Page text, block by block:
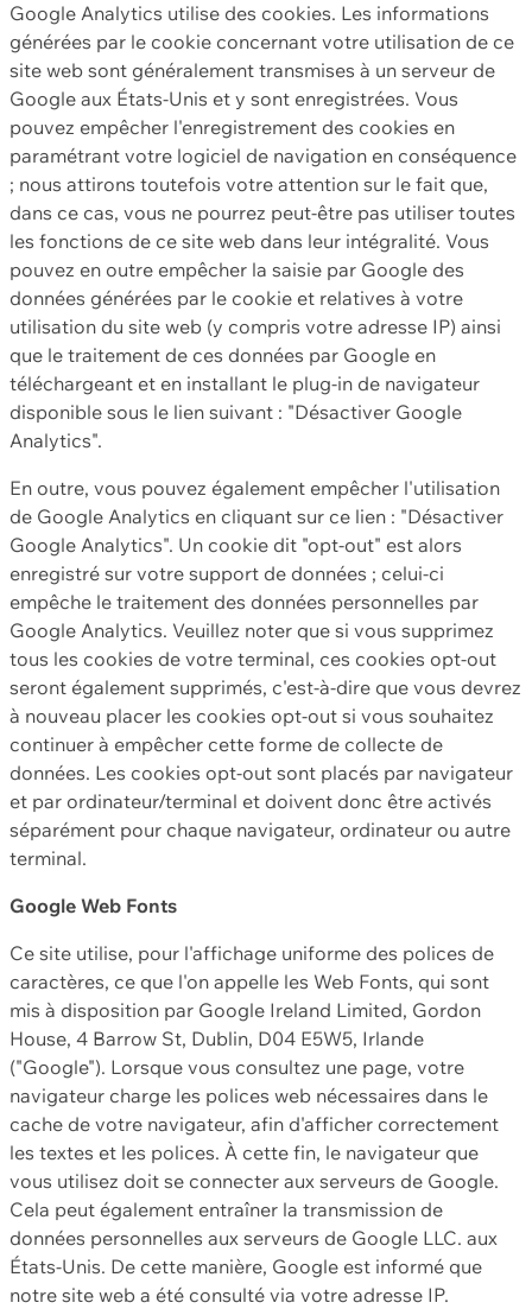
Google Analytics utilise des cookies. Les informations
générées par le cookie concernant votre utilisation de ce
site web sont généralement transmises à un serveur de
Google aux États-Unis et y sont enregistrées. Vous
pouvez empêcher l'enregistrement des cookies en
paramétrant votre logiciel de navigation en conséquence
; nous attirons toutefois votre attention sur le fait que,
dans ce cas, vous ne pourrez peut-être pas utiliser toutes
les fonctions de ce site web dans leur intégralité. Vous
pouvez en outre empêcher la saisie par Google des
données générées par le cookie et relatives à votre
utilisation du site web (y compris votre adresse IP) ainsi
que le traitement de ces données par Google en
téléchargeant et en installant le plug-in de navigateur
disponible sous le lien suivant : "Désactiver Google
Analytics".
En outre, vous pouvez également empêcher l'utilisation
de Google Analytics en cliquant sur ce lien : "Désactiver
Google Analytics". Un cookie dit "opt-out" est alors
enregistré sur votre support de données ; celui-ci
empêche le traitement des données personnelles par
Google Analytics. Veuillez noter que si vous supprimez
tous les cookies de votre terminal, ces cookies opt-out
seront également supprimés, c'est-à-dire que vous devrez
à nouveau placer les cookies opt-out si vous souhaitez
continuer à empêcher cette forme de collecte de
données. Les cookies opt-out sont placés par navigateur
et par ordinateur/terminal et doivent donc être activés
séparément pour chaque navigateur, ordinateur ou autre
terminal.
Google Web Fonts
Ce site utilise, pour l'affichage uniforme des polices de
caractères, ce que l'on appelle les Web Fonts, qui sont
mis à disposition par Google Ireland Limited, Gordon
House, 4 Barrow St, Dublin, D04 E5W5, Irlande
("Google"). Lorsque vous consultez une page, votre
navigateur charge les polices web nécessaires dans le
cache de votre navigateur, afin d'afficher correctement
les textes et les polices. À cette fin, le navigateur que
vous utilisez doit se connecter aux serveurs de Google.
Cela peut également entraîner la transmission de
données personnelles aux serveurs de Google LLC. aux
États-Unis. De cette manière, Google est informé que
notre site web a été consulté via votre adresse IP.